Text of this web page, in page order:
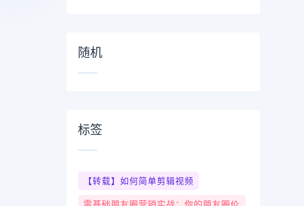
随机
标签
【转载】如何简单剪辑视频